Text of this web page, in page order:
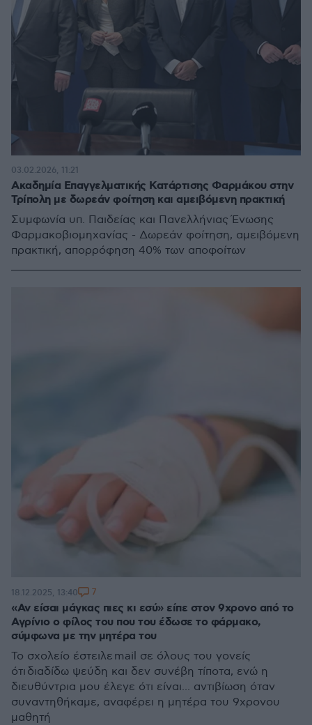
Ακαδημία Επαγγελματικής Κατάρτισης Φαρμάκου στην
Τρίπολη με δωρεάν φοίτηση και αμειβόμενη πρακτική
Συμφωνία υπ. Παιδείας και Πανελλήνιας Ένωσης
Φαρμακοβιομηχανίας - Δωρεάν φοίτηση, αμειβόμενη
πρακτική, απορρόφηση 40% των αποφοίτων
03.02.2026, 11:21
«Αν είσαι μάγκας πιες κι εσύ» είπε στον 9χρονο από το
Αγρίνιο ο φίλος του που του έδωσε το φάρμακο,
σύμφωνα με την μητέρα του
Το σχολείο έστειλε mail σε όλους του γονείς
ότι διαδίδω ψεύδη και δεν συνέβη τίποτα, ενώ η
διευθύντρια μου έλεγε ότι είναι... αντιβίωση όταν
συναντηθήκαμε, αναφέρει η μητέρα του 9χρονου
μαθητή
18.12.2025, 13:40 7